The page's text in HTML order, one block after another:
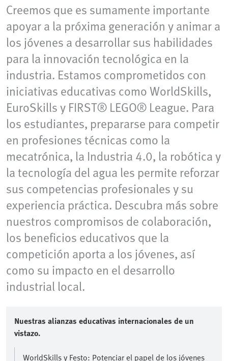
Creemos que es sumamente importante
apoyar a la próxima generación y animar a
los jóvenes a desarrollar sus habilidades
para la innovación tecnológica en la
industria. Estamos comprometidos con
iniciativas educativas como WorldSkills,
EuroSkills y FIRST® LEGO® League. Para
los estudiantes, prepararse para competir
en profesiones técnicas como la
mecatrónica, la Industria 4.0, la robótica y
la tecnología del agua les permite reforzar
sus competencias profesionales y su
experiencia práctica. Descubra más sobre
nuestros compromisos de colaboración,
los beneficios educativos que la
competición aporta a los jóvenes, así
como su impacto en el desarrollo
industrial local.
Nuestras alianzas educativas internacionales de un
vistazo.
WorldSkills y Festo: Potenciar el papel de los jóvenes